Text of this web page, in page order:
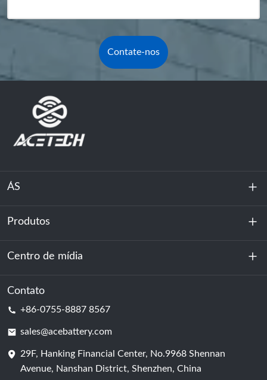
Contate-nos
ÁS
Sobre nós
Sustentabilidade
Produtos
Armazenamento de energia
Centro de dados e sala de servidores
Célula de bateria
Centro de mídia
Notícias
Contato
+86-0755-8887 8567
sales@acebattery.com
29F, Hanking Financial Center, No.9968 Shennan
Avenue, Nanshan District, Shenzhen, China